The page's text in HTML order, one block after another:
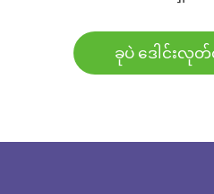
ခုပဲ ဒေါင်းလု